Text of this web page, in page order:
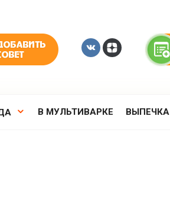
В МУЛЬТИВАРКЕ ВЫПЕЧКА